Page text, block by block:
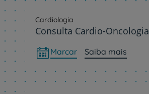
Cardiologia
Consulta Cardio-Oncologia
Marcar Saiba mais